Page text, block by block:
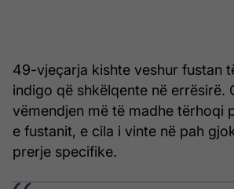
49-vjeçarja kishte veshur fustan
indigo që shkëlqente në errësirë.
vëmendjen më të madhe tërhoqi
e fustanit, e cila i vinte në pah
prerje specifike.